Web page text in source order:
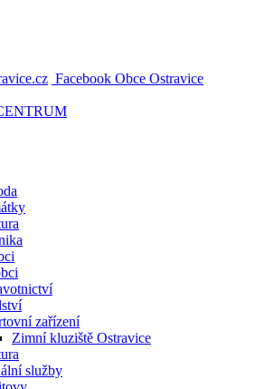
Facebook Obce Ostravice
zařízení
Zimní kluziště Ostravice
služby